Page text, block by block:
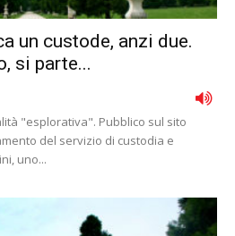
un custode, anzi due.
si parte...
"esplorativa". Pubblico sul sito
del servizio di custodia e
uno...